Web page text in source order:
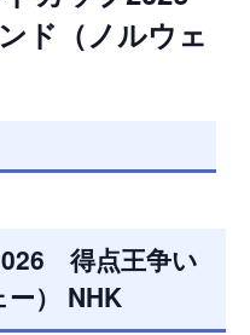
ド（ノルウェ
得点王争い
） NHK